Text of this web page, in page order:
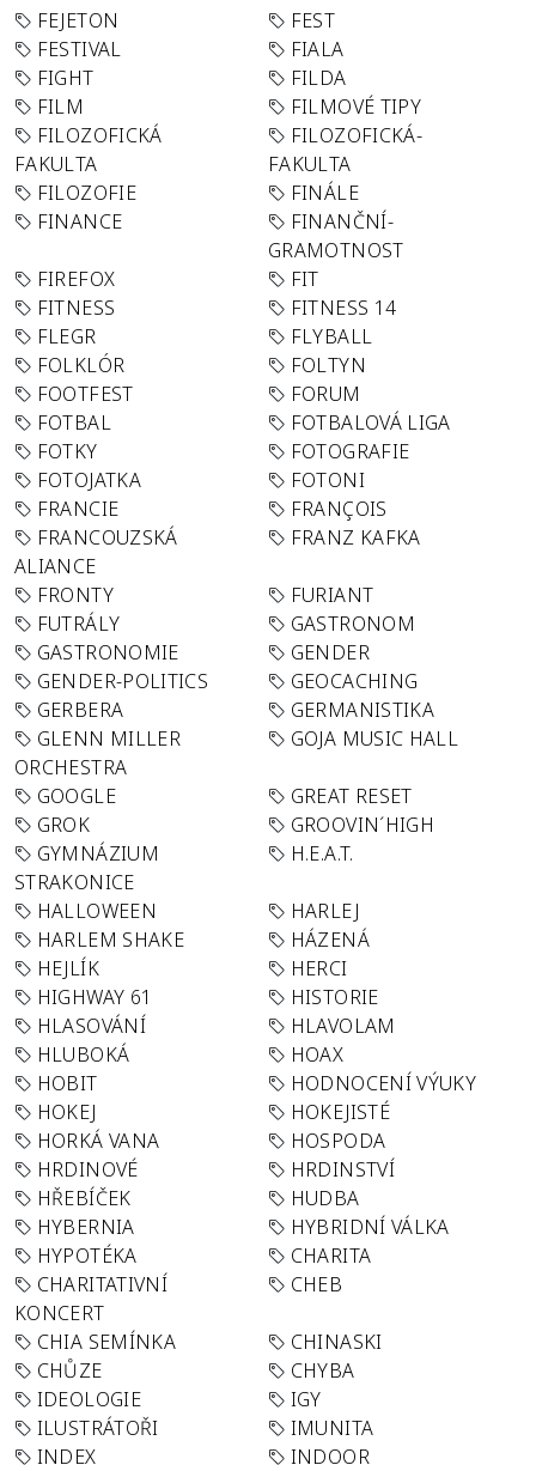
FEJETON
FEST
FESTIVAL
FIALA
FIGHT
FILDA
FILM
FILMOVÉ TIPY
FILOZOFICKÁ
FAKULTA
FILOZOFICKÁ-
FAKULTA
FILOZOFIE
FINÁLE
FINANCE
FINANČNÍ-
GRAMOTNOST
FIREFOX
FIT
FITNESS
FITNESS 14
FLEGR
FLYBALL
FOLKLÓR
FOLTYN
FOOTFEST
FORUM
FOTBAL
FOTBALOVÁ LIGA
FOTKY
FOTOGRAFIE
FOTOJATKA
FOTONI
FRANCIE
FRANÇOIS
FRANCOUZSKÁ
ALIANCE
FRANZ KAFKA
FRONTY
FURIANT
FUTRÁLY
GASTRONOM
GASTRONOMIE
GENDER
GENDER-POLITICS
GEOCACHING
GERBERA
GERMANISTIKA
GLENN MILLER
ORCHESTRA
GOJA MUSIC HALL
GOOGLE
GREAT RESET
GROK
GROOVIN´HIGH
GYMNÁZIUM
STRAKONICE
H.E.A.T.
HALLOWEEN
HARLEJ
HARLEM SHAKE
HÁZENÁ
HEJLÍK
HERCI
HIGHWAY 61
HISTORIE
HLASOVÁNÍ
HLAVOLAM
HLUBOKÁ
HOAX
HOBIT
HODNOCENÍ VÝUKY
HOKEJ
HOKEJISTÉ
HORKÁ VANA
HOSPODA
HRDINOVÉ
HRDINSTVÍ
HŘEBÍČEK
HUDBA
HYBERNIA
HYBRIDNÍ VÁLKA
HYPOTÉKA
CHARITA
CHARITATIVNÍ
KONCERT
CHEB
CHIA SEMÍNKA
CHINASKI
CHŮZE
CHYBA
IDEOLOGIE
IGY
ILUSTRÁTOŘI
IMUNITA
INDEX
INDOOR